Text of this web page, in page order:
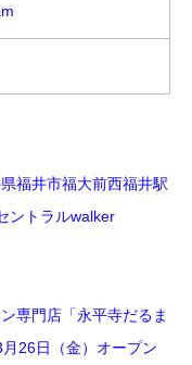
福井市福大前西福井駅
ントラルwalker
専門店「永平寺だるま
26日（金）オープン